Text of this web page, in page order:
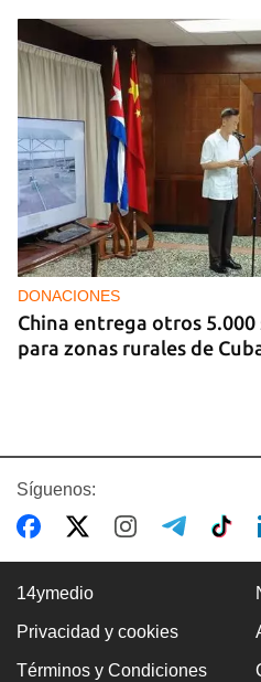
DONACIONES
China entrega otros
para zonas rurales de
BOXEO
Síguenos:
14ymedio
Privacidad y cookies
Términos y Condiciones